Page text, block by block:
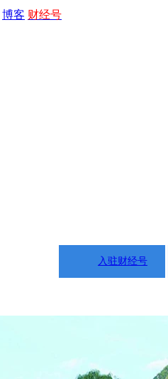
博客 财经号
入驻财经号